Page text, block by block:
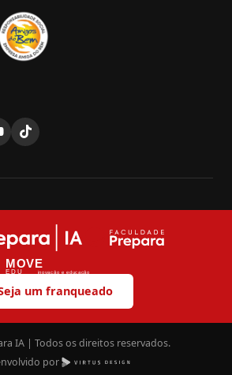
MOVE
EDU inovação e educação
um franqueado
IA | Todos os direitos reservados.
por